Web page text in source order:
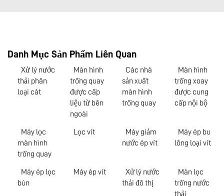
Danh Mục Sản Phẩm Liên Quan
Xử lý nước
thải phân
loại cát
Màn hình
trống quay
được cấp
liệu từ bên
ngoài
Các nhà
sản xuất
màn hình
trống quay
Màn hình
trống xoay
được cung
cấp nội bộ
Máy lọc
màn hình
trống quay
Lọc vít
Máy giảm
nước ép vít
Máy ép bu
lông loại vít
Máy ép lọc
bùn
Máy ép vít
Xử lý nước
thải đô thị
Màn lọc
trống nước
thải